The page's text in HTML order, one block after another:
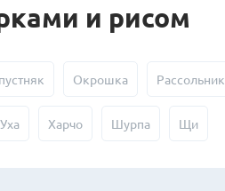
и рисом
Окрошка Рассольник
Уха Харчо Шурпа Щи